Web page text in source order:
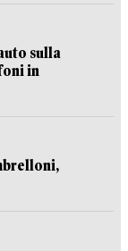
sulla
in